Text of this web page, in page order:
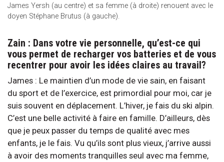
James Yersh (au centre) et sa femme (à droite) renouent avec le
doyen Stéphane Brutus (à gauche).
Zain : Dans votre vie personnelle, qu’est-ce qui
vous permet de recharger vos batteries et de vous
recentrer pour avoir les idées claires au travail?
James : Le maintien d’un mode de vie sain, en faisant
du sport et de l’exercice, est primordial pour moi, car je
suis souvent en déplacement. L’hiver, je fais du ski alpin.
C’est une belle activité à faire en famille. D’ailleurs, dès
que je peux passer du temps de qualité avec mes
enfants, je le fais. Vu qu’ils sont plus vieux, j’arrive aussi
à avoir des moments tranquilles seul avec ma femme,